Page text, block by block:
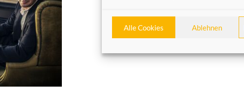
Alle Cookies Ablehnen